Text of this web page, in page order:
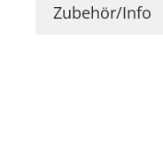
Zubehör/Info